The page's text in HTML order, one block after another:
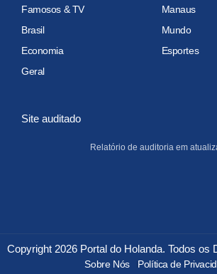
Famosos & TV
Manaus
Brasil
Mundo
Economia
Esportes
Geral
Site auditado
Relatório de auditoria em
Copyright 2026 Portal do Holanda. Todos os
Sobre Nós Política de